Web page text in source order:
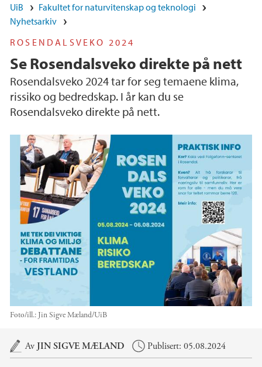
UiB
Fakultet for naturvitenskap og teknologi
Nyhetsarkiv
ROSENDALSVEKO 2024
Se Rosendalsveko direkte på nett
Rosendalsveko 2024 tar for seg temaene klima,
rissiko og bedredskap. I år kan du se
Rosendalsveko direkte på nett.
Foto/ill.: Jin Sigve Mæland/UiB
Hovedinnhold
AvJIN SIGVE MÆLAND Publisert: 05.08.2024